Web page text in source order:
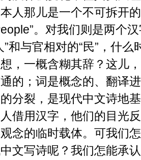
人那儿是一个不可拆开
。对我们则是两个
”和与官相对的“民”，什
，一概含糊其辞？这儿
的；词是概念的、翻译
分裂，是现代中文诗地
借用汉字，他们的目光
念的临时载体。可我们
文写诗呢？我们怎能承